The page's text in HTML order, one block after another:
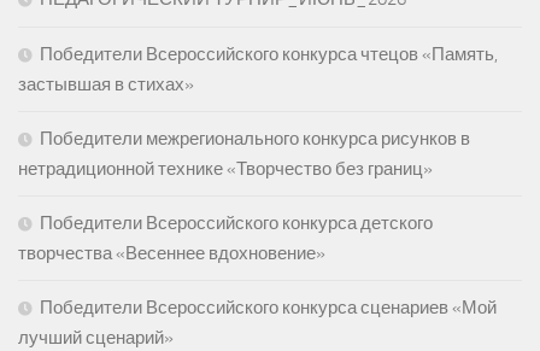
Победители Всероссийского конкурса чтецов «Память,
застывшая в стихах»
Победители межрегионального конкурса рисунков в
нетрадиционной технике «Творчество без границ»
Победители Всероссийского конкурса детского
творчества «Весеннее вдохновение»
Победители Всероссийского конкурса сценариев «Мой
лучший сценарий»